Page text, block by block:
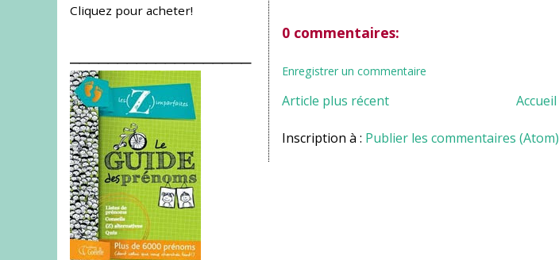
Cliquez pour acheter!
0 commentaires:
Enregistrer un commentaire
Article plus récent Accueil
Inscription à : Publier les commentaires (Atom)